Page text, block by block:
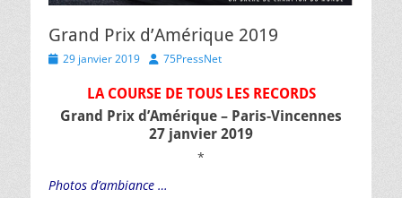
Grand Prix d’Amérique 2019
Posted
29 janvier 2019 Author
75PressNet
LA COURSE DE TOUS LES RECORDS
Grand Prix d’Amérique – Paris-Vincennes
27 janvier 2019
*
Photos d’ambiance …